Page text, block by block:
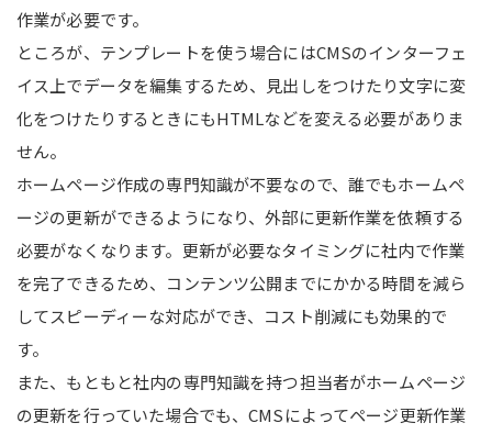
作業が必要です。
ところが、テンプレートを使う場合にはCMSのインターフェ
イス上でデータを編集するため、見出しをつけたり文字に変
化をつけたりするときにもHTMLなどを変える必要がありま
せん。
ホームページ作成の専門知識が不要なので、誰でもホームペ
ージの更新ができるようになり、外部に更新作業を依頼する
必要がなくなります。更新が必要なタイミングに社内で作業
を完了できるため、コンテンツ公開までにかかる時間を減ら
してスピーディーな対応ができ、コスト削減にも効果的で
す。
また、もともと社内の専門知識を持つ担当者がホームページ
の更新を行っていた場合でも、CMSによってページ更新作業